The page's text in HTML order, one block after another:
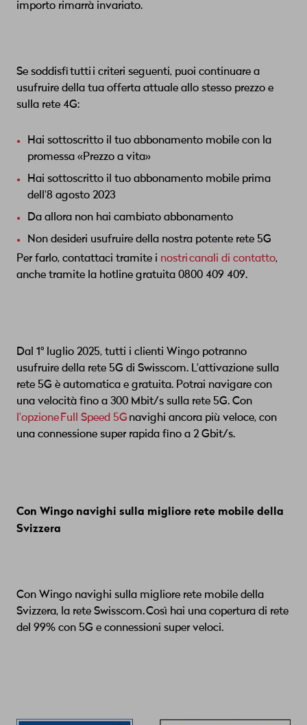
importo rimarrà invariato.
Se soddisfi tutti i criteri seguenti, puoi continuare a
usufruire della tua offerta attuale allo stesso prezzo e
sulla rete 4G:
Hai sottoscritto il tuo abbonamento mobile con la
promessa «Prezzo a vita»
Hai sottoscritto il tuo abbonamento mobile prima
dell'8 agosto 2023
Da allora non hai cambiato abbonamento
Non desideri usufruire della nostra potente rete 5G
Per farlo, contattaci tramite i nostri canali di contatto,
anche tramite la hotline gratuita 0800 409 409.
Dal 1° luglio 2025, tutti i clienti Wingo potranno
usufruire della rete 5G di Swisscom. L'attivazione sulla
rete 5G è automatica e gratuita. Potrai navigare con
una velocità fino a 300 Mbit/s sulla rete 5G. Con
l'opzione Full Speed 5G navighi ancora più veloce, con
una connessione super rapida fino a 2 Gbit/s.
Con Wingo navighi sulla migliore rete mobile della
Svizzera
Con Wingo navighi sulla migliore rete mobile della
Svizzera, la rete Swisscom. Così hai una copertura di rete
del 99% con 5G e connessioni super veloci.